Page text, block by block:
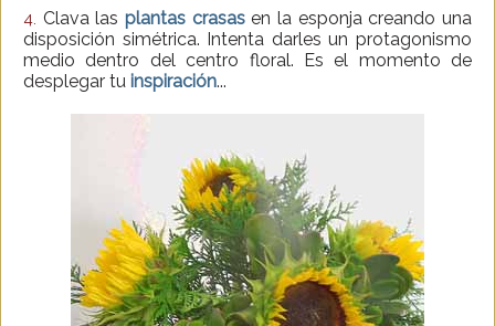
4. Clava las plantas crasasen la esponja creando una
disposición simétrica. Intenta darles un protagonismo
medio dentro del centro floral. Es el momento de
desplegar tu inspiración...